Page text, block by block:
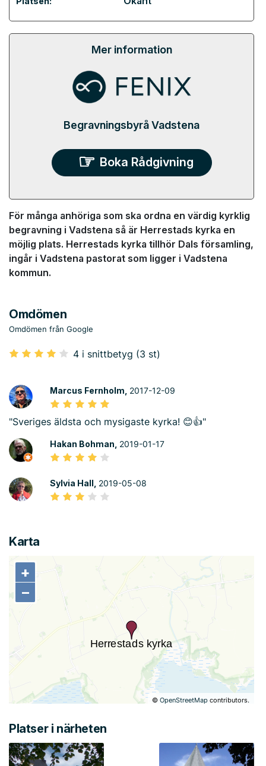
Mer information
Begravningsbyrå Vadstena
Boka Rådgivning
För många anhöriga som ska ordna en värdig kyrklig
begravning i Vadstena så är Herrestads kyrka en
möjlig plats. Herrestads kyrka tillhör Dals församling,
ingår i Vadstena pastorat som ligger i Vadstena
kommun.
Omdömen
Omdömen från Google
4 i snittbetyg (3 st)
Marcus Fernholm, 2017-12-09
"Sveriges äldsta och mysigaste kyrka! 😊👍"
Hakan Bohman, 2019-01-17
Sylvia Hall, 2019-05-08
Karta
+
−
©OpenStreetMap contributors.
+
−
Platser i närheten